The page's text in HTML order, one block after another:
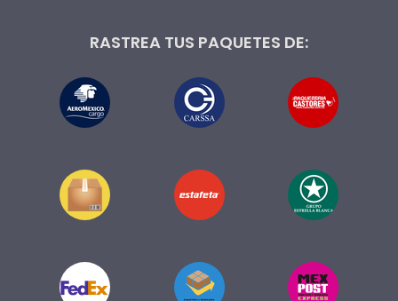
RASTREA TUS PAQUETES DE: